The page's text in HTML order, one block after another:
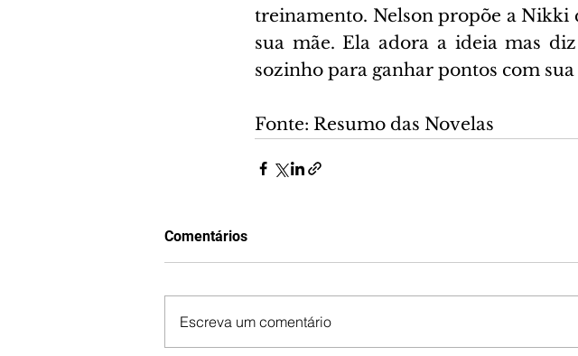
treinamento. Nelson propõe a Nikki
sua mãe. Ela adora a ideia mas
sozinho para ganhar pontos com sua
Fonte: Resumo das Novelas
Comentários
Escreva um comentário